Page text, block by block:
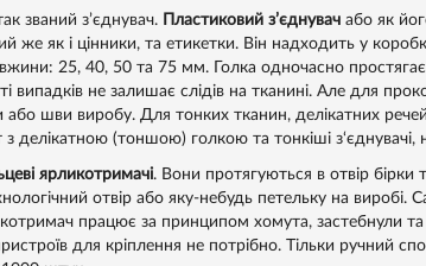
званий з’єднувач. Пластиковий з’єднувачабо як
же як і цінники, та етикетки. Він надходить у
25, 40, 50 та 75 мм. Голка одночасно простягає
випадків не залишає слідів на тканині. Але для
шви виробу. Для тонких тканин, делікатних речей
делікатною (тоншою) голкою та тонкіші з‘єднувачі,
ярликотримачі. Вони протягуються в отвір бірки
отвір або яку-небудь петельку на виробі.
працює за принципом хомута, застебнули та
для кріплення не потрібно. Тільки ручний